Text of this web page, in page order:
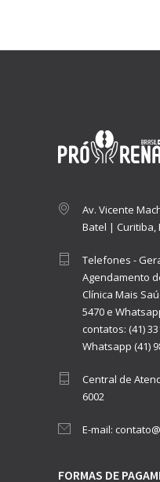
Av. Vicente
Batel | Curitiba,
Telefones -
Agendamento
Clínica Mais
5470 e
contatos: (41)
Whatsapp (41)
Central de
6002
E-mail:
FORMAS DE